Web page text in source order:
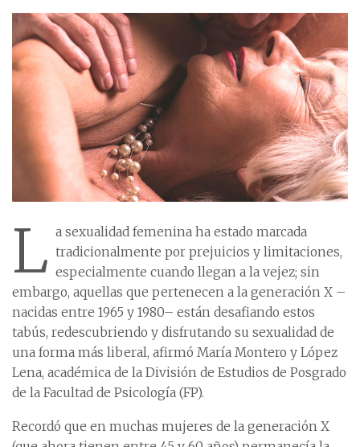
L a sexualidad femenina ha estado marcada
tradicionalmente por prejuicios y limitaciones,
especialmente cuando llegan a la vejez; sin
embargo, aquellas que pertenecen a la generación X –
nacidas entre 1965 y 1980– están desafiando estos
tabús, redescubriendo y disfrutando su sexualidad de
una forma más liberal, afirmó María Montero y López
Lena, académica de la División de Estudios de Posgrado
de la Facultad de Psicología (FP).
Recordó que en muchas mujeres de la generación X